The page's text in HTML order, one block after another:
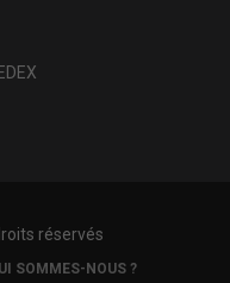
réservés
SOMMES-NOUS ?